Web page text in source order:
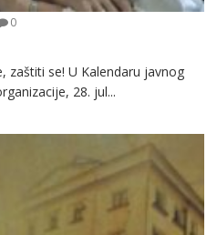
0
zaštiti se! U Kalendaru javnog
28. jul...